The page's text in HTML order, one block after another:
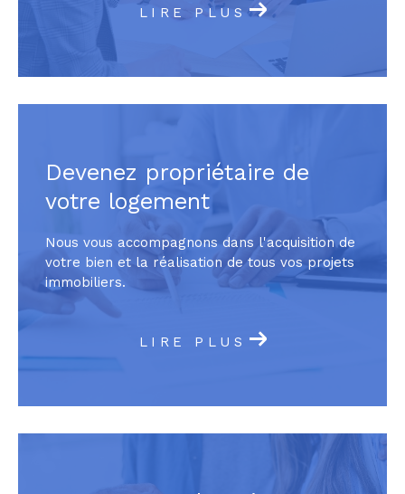
LIRE PLUS
Devenez propriétaire de
votre logement
Nous vous accompagnons dans l'acquisition de
votre bien et la réalisation de tous vos projets
immobiliers.
LIRE PLUS